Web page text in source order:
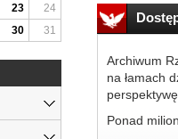
Archiwum
na łamach
Ponad
23
24
30 31